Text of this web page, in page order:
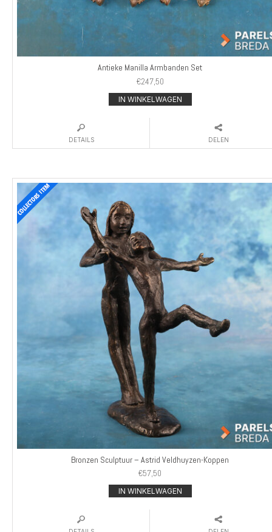
Antieke Manilla Armbanden Set
€247,50
IN WINKELWAGEN
DETAILS DELEN
Bronzen Sculptuur – Astrid Veldhuyzen-Koppen
€57,50
IN WINKELWAGEN